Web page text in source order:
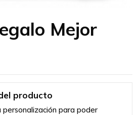
Mejor
producto
personalización para poder